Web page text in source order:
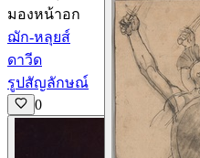
มองหน้าอก
ฌัก-หลุยส์
ดาวีด
รูปสัญลักษณ์
0